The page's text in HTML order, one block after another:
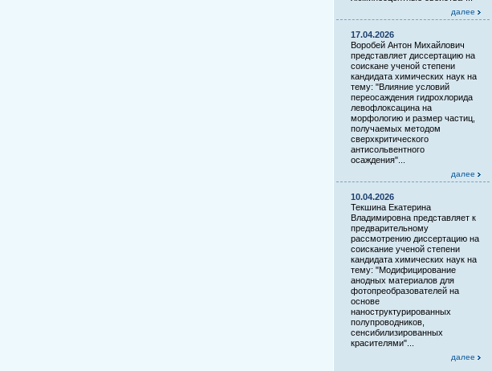
далее
17.04.2026
Воробей Антон Михайлович
представляет диссертацию на
соискане ученой степени
кандидата химических наук на
тему: "Влияние условий
переосаждения гидрохлорида
левофлоксацина на
морфологию и размер частиц,
получаемых методом
сверхкритического
антисольвентного
осаждения"...
далее
10.04.2026
Текшина Екатерина
Владимировна представляет к
предварительному
рассмотрению диссертацию на
соискание ученой степени
кандидата химических наук на
тему: "Модифицирование
анодных материалов для
фотопреобразователей на
основе
наноструктурированных
полупроводников,
сенсибилизированных
красителями"...
далее